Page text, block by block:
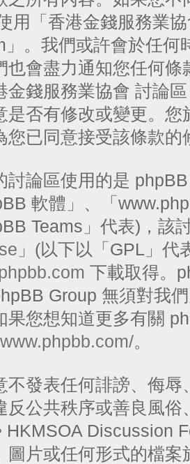
用「香港金錢服務業
」。我們或許會於任何
也會盡力通知您任何
金錢服務業協會 討論
是否有修改或變更。
您已同意接受該條款的
討論區使用的是
軟體」、「
Teams」代表)，該
」(以下以「GPL」代
下載取得。
Group 無須對我
果您想知道更多有關
。
不發表任何誹謗、侮
反公共秩序或善良風
HKMSOA Discussion
圖片或任何形式的檔